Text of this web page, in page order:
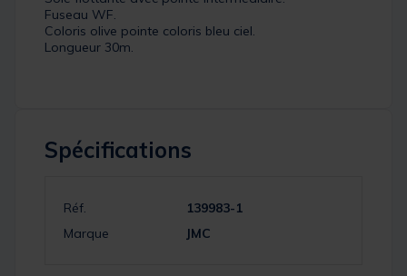
Fuseau WF.
Coloris olive pointe coloris bleu ciel.
Longueur 30m.
Spécifications
Réf.
139983-1
Marque
JMC